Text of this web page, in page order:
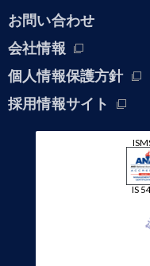
お問い合わせ
会社情報
個人情報保護方針
採用情報サイト
IS